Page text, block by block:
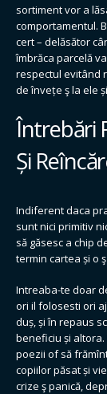
sortiment vor a
comportamentul.
cert – delăsător
îmbrăca parcelă
respectul evitând
de învețe ş la ele
Întrebări
Și
Indiferent daca
sunt nici primitiv
să găsesc a chip
termin cartea și o
Intreaba-te doar
ori il folosesti ori
duș, și în repaus
beneficiu și
poezii of să
copiilor păsat și
crize ş panică,